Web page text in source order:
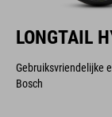
LONGTAIL
Gebruiksvriendelijke
Bosch